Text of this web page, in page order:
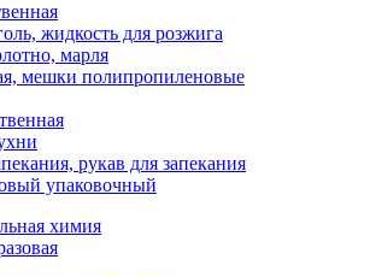
жидкость для розжига
марля
мешки полипропиленовые
рукав для запекания
упаковочный
химия